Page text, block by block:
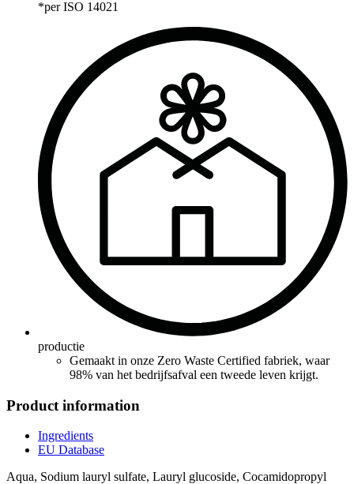
*per ISO 14021
productie
Gemaakt in onze Zero Waste Certified fabriek, waar
98% van het bedrijfsafval een tweede leven krijgt.
Product information
Ingredients
EU Database
Aqua, Sodium lauryl sulfate, Lauryl glucoside, Cocamidopropyl